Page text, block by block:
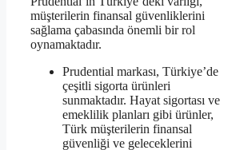
müşterilerin finansal güvenliklerini
sağlama çabasında önemli bir rol
oynamaktadır.
Prudential markası, Türkiye’de
çeşitli sigorta ürünleri
sunmaktadır. Hayat sigortası ve
emeklilik planları gibi ürünler,
Türk müşterilerin finansal
güvenliği ve geleceklerini